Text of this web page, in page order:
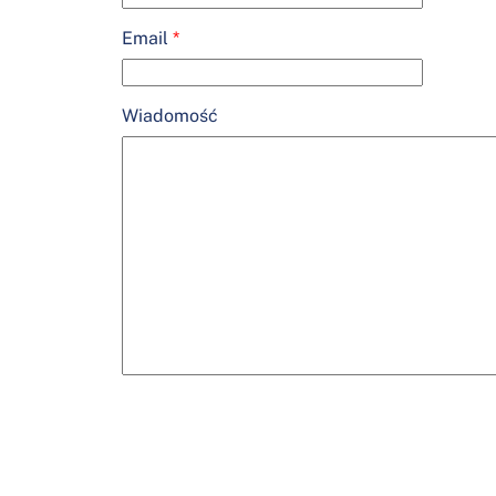
Email *
Wiadomość